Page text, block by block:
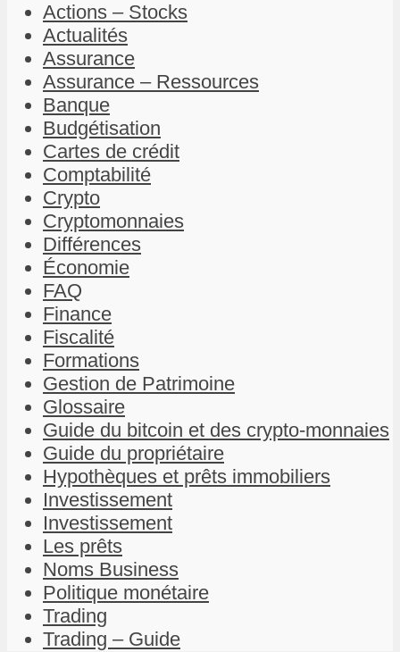
Actions – Stocks
Actualités
Assurance
Assurance – Ressources
Banque
Budgétisation
Cartes de crédit
Comptabilité
Crypto
Cryptomonnaies
Différences
Économie
FAQ
Finance
Fiscalité
Formations
Gestion de Patrimoine
Glossaire
Guide du bitcoin et des crypto-monnaies
Guide du propriétaire
Hypothèques et prêts immobiliers
Investissement
Investissement
Les prêts
Noms Business
Politique monétaire
Trading
Trading – Guide